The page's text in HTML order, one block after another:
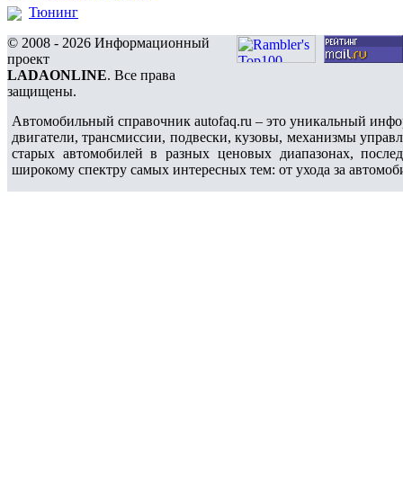
Тюнинг
© 2008 - 2026 Информационный
проект
LADAONLINE. Все права
защищены.
Автомобильный справочник autofaq.ru – это уникальный
двигатели, трансмиссии, подвески, кузовы, механизмы
старых автомобилей в разных ценовых диапазонах,
широкому спектру самых интересных тем: от ухода за